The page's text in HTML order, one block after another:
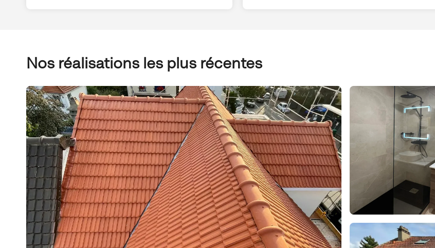
Nos réalisations les plus récentes